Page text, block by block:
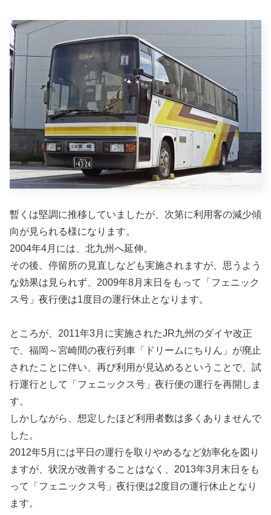
暫くは堅調に推移していましたが、次第に利用客の減少傾
向が見られる様になります。
2004年4月には、北九州へ延伸。
その後、停留所の見直しなども実施されますが、思うよう
な効果は見られず、2009年8月末日をもって「フェニック
ス号」夜行便は1度目の運行休止となります。
ところが、2011年3月に実施されたJR九州のダイヤ改正
で、福岡～宮崎間の夜行列車「ドリームにちりん」が廃止
されたことに伴い、再び利用が見込めるということで、試
行運行として「フェニックス号」夜行便の運行を再開しま
す。
しかしながら、想定したほど利用者数は多くありませんで
した。
2012年5月には平日の運行を取りやめるなど効率化を図り
ますが、状況が改善することはなく、2013年3月末日をも
って「フェニックス号」夜行便は2度目の運行休止となり
ます。